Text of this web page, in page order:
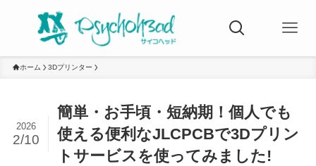
ホーム 3Dプリンター
簡単・お手頃・短納期！個人でも
使える便利なJLCPCBで3Dプリン
トサービスを使ってみました!
2026
2/10